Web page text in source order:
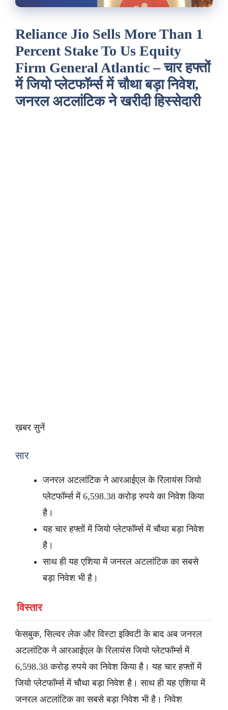
Reliance Jio Sells More Than 1
Percent Stake To Us Equity
Firm General Atlantic – चार हफ्तों
में जियो प्लेटफॉर्म्स में चौथा बड़ा निवेश,
जनरल अटलांटिक ने खरीदी हिस्सेदारी
ख़बर सुनें
सार
जनरल अटलांटिक ने आरआईएल के रिलायंस जियो
प्लेटफॉर्म्स में 6,598.38 करोड़ रुपये का निवेश किया
है।
यह चार हफ्तों में जियो प्लेटफॉर्म्स में चौथा बड़ा निवेश
है।
साथ ही यह एशिया में जनरल अटलांटिक का सबसे
बड़ा निवेश भी है।
विस्तार
फेसबुक, सिल्वर लेक और विस्टा इक्विटी के बाद अब जनरल
अटलांटिक ने आरआईएल के रिलायंस जियो प्लेटफॉर्म्स में
6,598.38 करोड़ रुपये का निवेश किया है। यह चार हफ्तों में
जियो प्लेटफॉर्म्स में चौथा बड़ा निवेश है। साथ ही यह एशिया में
जनरल अटलांटिक का सबसे बड़ा निवेश भी है। निवेश